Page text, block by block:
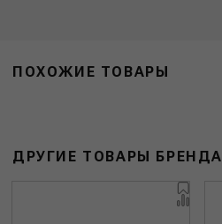
ПОХОЖИЕ ТОВАРЫ
ДРУГИЕ ТОВАРЫ БРЕНДА